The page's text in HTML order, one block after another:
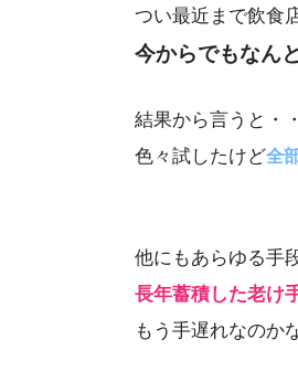
つい最近まで飲食
今からでもなん
結果から言うと・
色々試したけど全
他にもあらゆる手
長年蓄積した老け
もう手遅れなのか